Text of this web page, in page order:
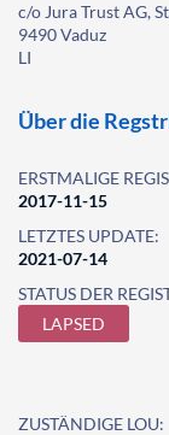
c/o Jura Trust AG,
9490 Vaduz
LI
Über die
ERSTMALIGE
2017-11-15
LETZTES UPDATE:
2021-07-14
STATUS DER
LAPSED
ZUSTÄNDIGE LOU: